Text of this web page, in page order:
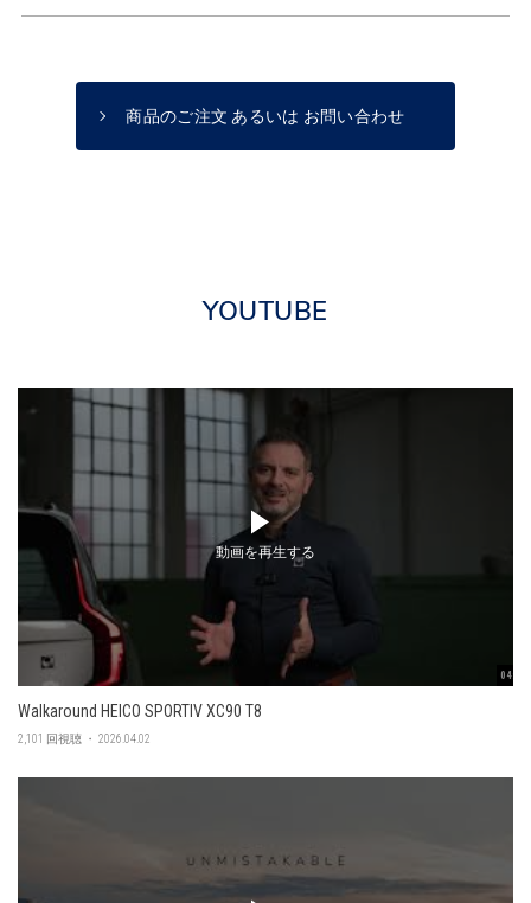
商品のご注文 あるいは お問い合わせ
YOUTUBE
04:56
動画を再生する
Walkaround HEICO SPORTIV XC90 T8
2,101 回視聴 ・ 2026.04.02